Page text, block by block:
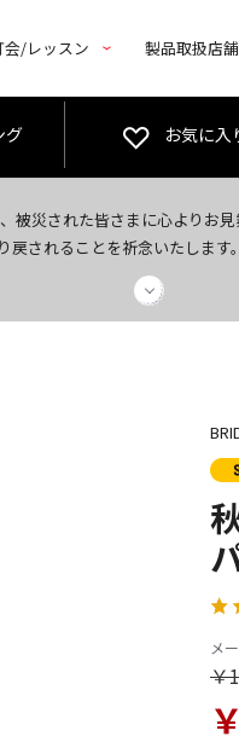
会/レッスン 製品取扱店舗
グ お気に入
災された皆さまに心よりお見
されることを祈念いたします。
プレゼント！
メ
￥